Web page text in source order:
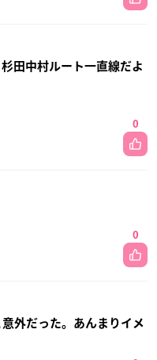
田中村ルート一直線だよ
0
0
外だった。あんまりイメ